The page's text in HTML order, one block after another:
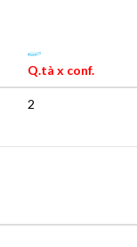
Q.tà x conf.
2